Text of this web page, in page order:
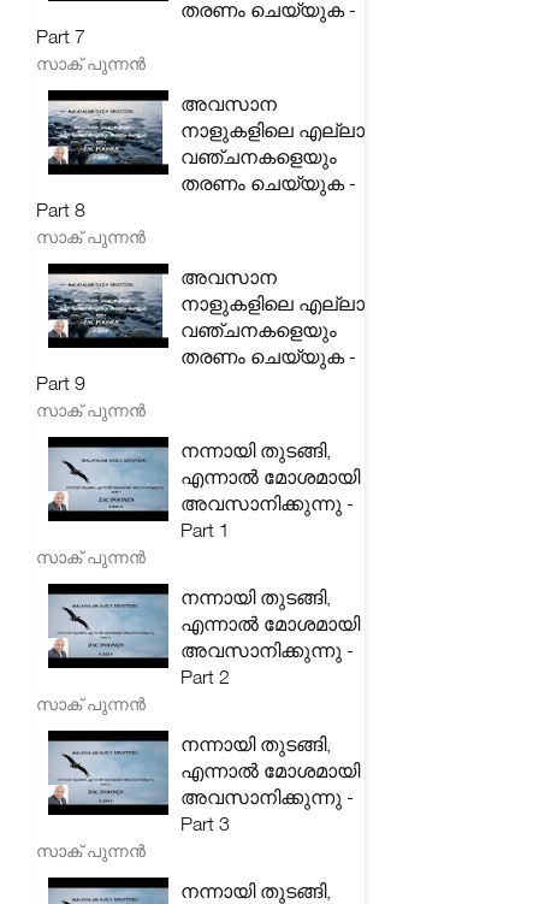
തരണം ചെയ്യുക -
Part 7
സാക് പുന്നൻ
അവസാന
നാളുകളിലെ എല്ലാ
വഞ്ചനകളെയും
തരണം ചെയ്യുക -
Part 8
സാക് പുന്നൻ
അവസാന
നാളുകളിലെ എല്ലാ
വഞ്ചനകളെയും
തരണം ചെയ്യുക -
Part 9
സാക് പുന്നൻ
നന്നായി തുടങ്ങി,
എന്നാൽ മോശമായി
അവസാനിക്കുന്നു -
Part 1
സാക് പുന്നൻ
നന്നായി തുടങ്ങി,
എന്നാൽ മോശമായി
അവസാനിക്കുന്നു -
Part 2
സാക് പുന്നൻ
നന്നായി തുടങ്ങി,
എന്നാൽ മോശമായി
അവസാനിക്കുന്നു -
Part 3
സാക് പുന്നൻ
നന്നായി തുടങ്ങി,